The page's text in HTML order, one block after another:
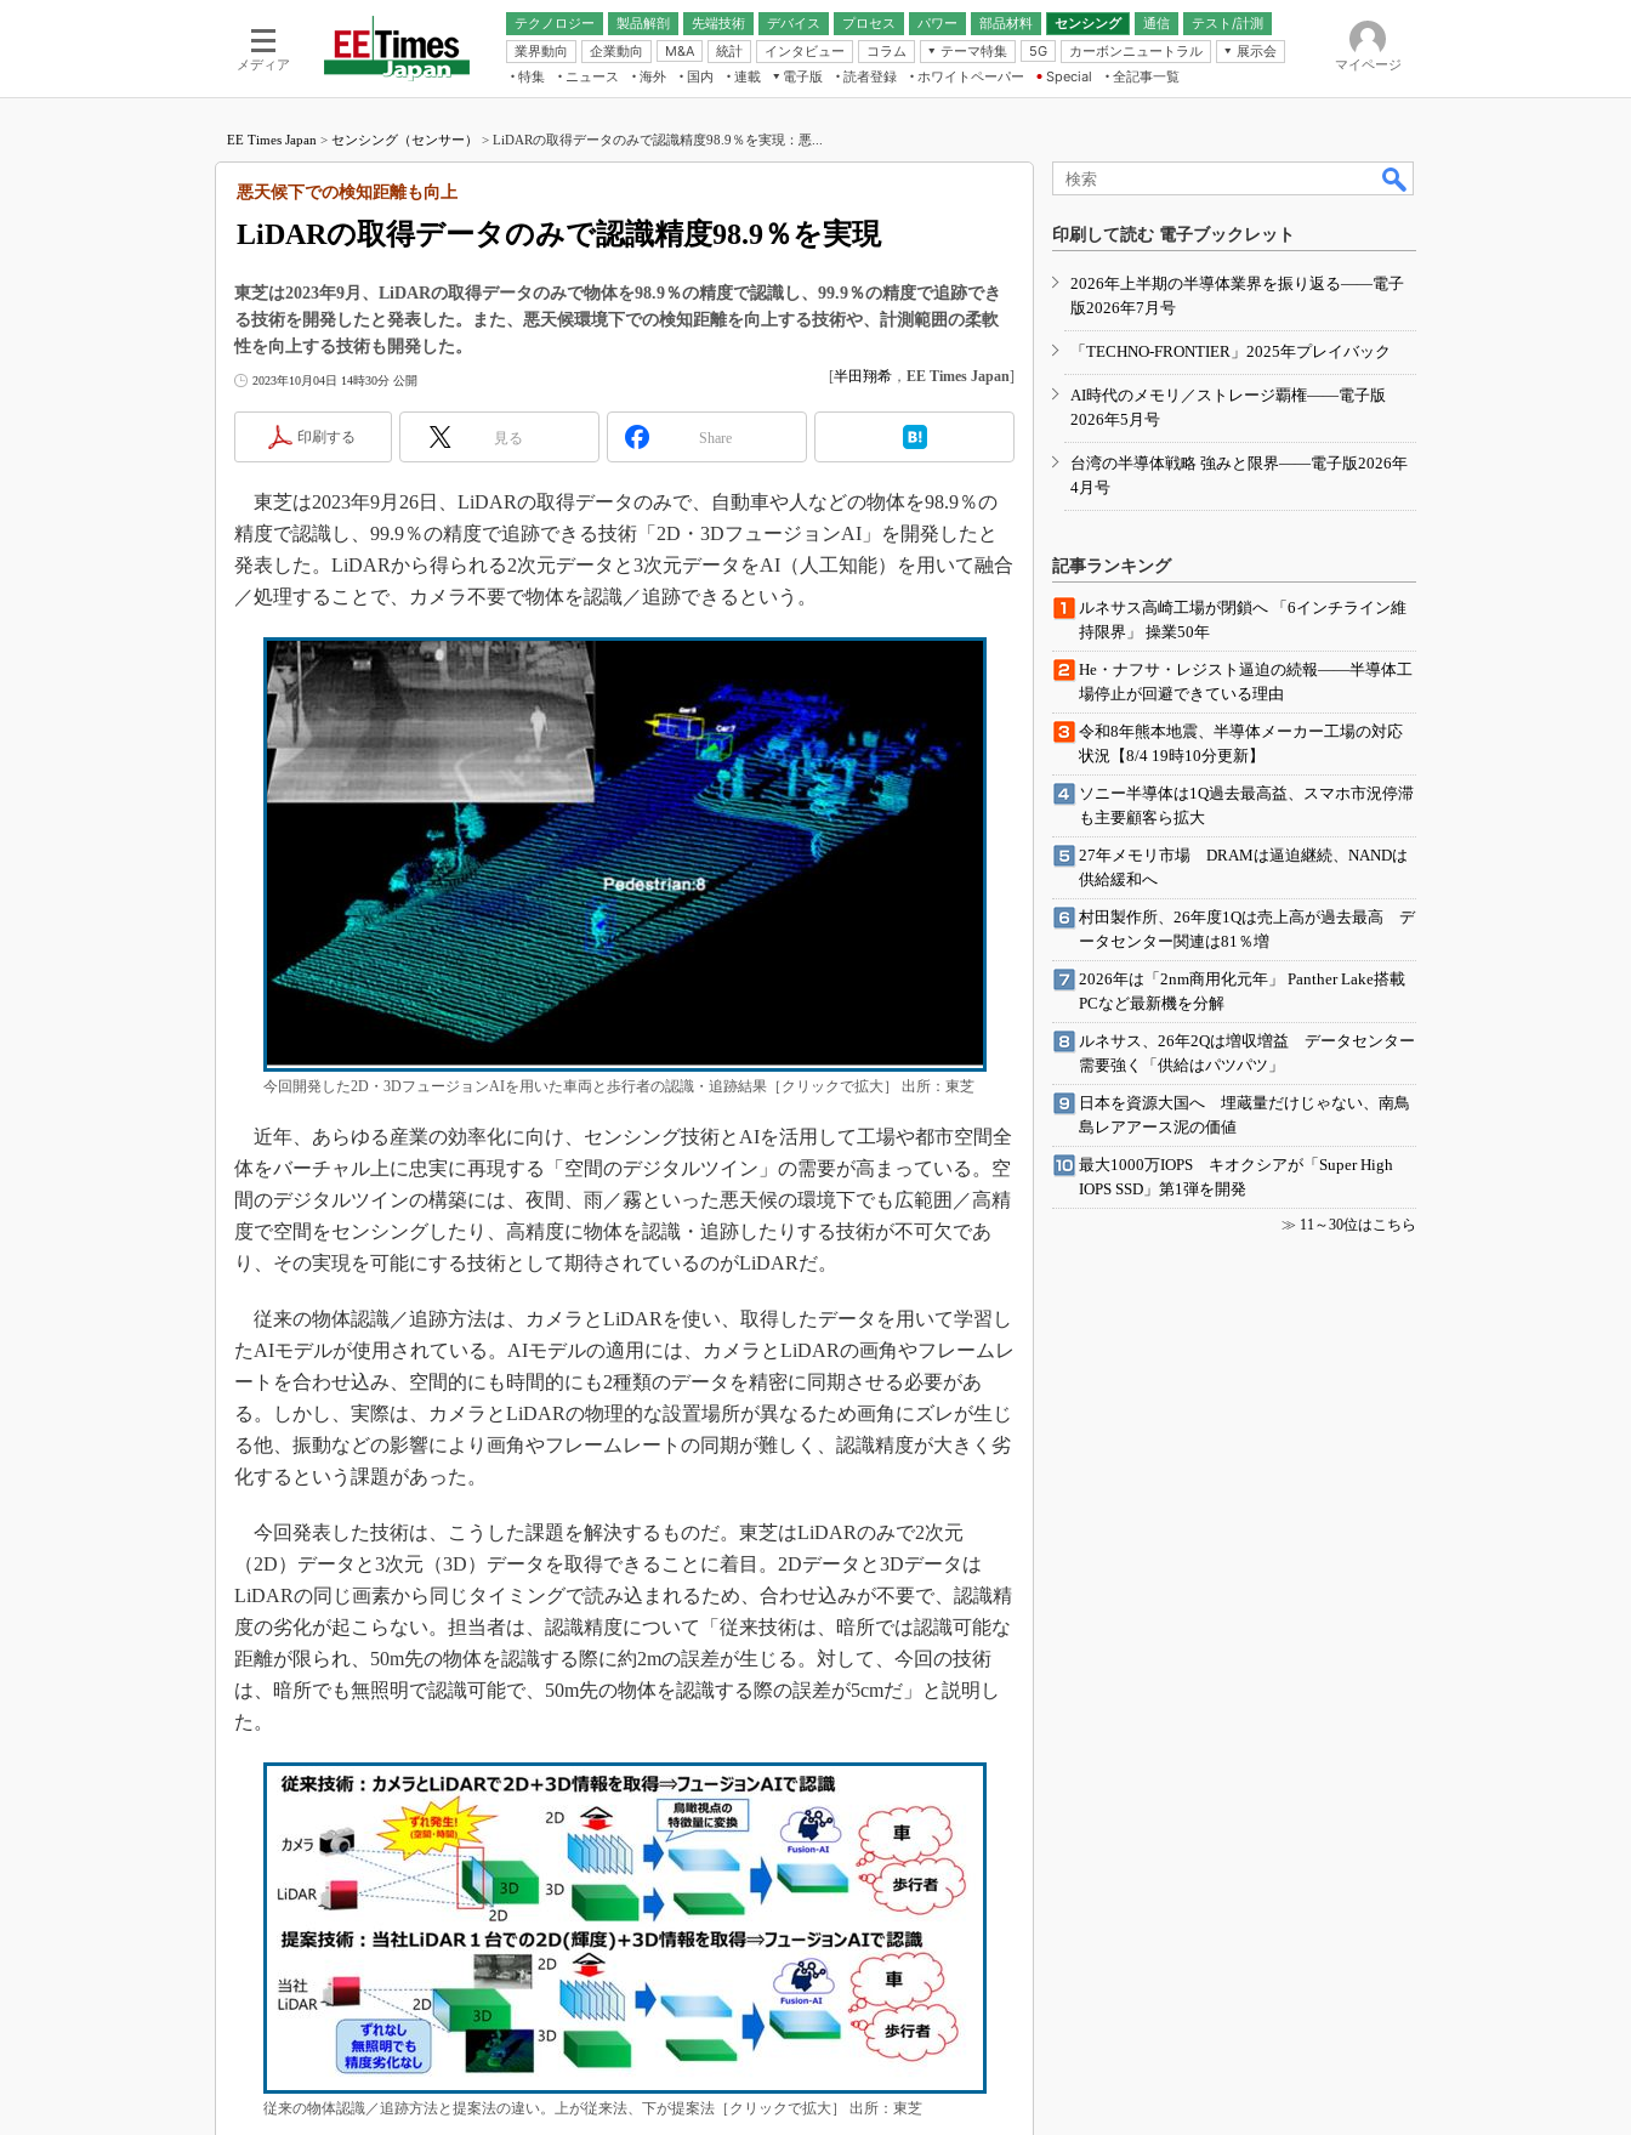
メディア
テクノロジー 製品解剖
先端技術
電池／エネルギー
デバイス
アナログ
マイコン
プロセス パワー 部品材料 センシング
通信
無線
テスト/計測
業界動向
企業動向 M&A 統計 インタビュー コラム
テーマ特集
フィジカルAI
読者調査（EE Times Research）
IoT
エレクトロニクス入門（EDN
5G カーボンニュートラル
展示会
IoT・エッジコンピューティング
EXPO
TECHNO-FRONTIER
人とくるま展
特集 ニュース 海外 国内
連載
福田昭のデバイス通信
大山聡の業界スコープ
リタイア直前エンジニアの社会人大
学漂流記
この10年で起こったこと、次の10年
製品分解で探るアジアの新トレンド
光伝送技術を知る
“異端児エンジニア”が仕掛けた社内
改革、執念の180日
イノベーションは日本を救うのか
JASA発IoT通信
IHSアナリスト「未来展望」
「英語に愛されないエンジニア」の
ための新行動論
電子版
電子ブックレット
読者登録 ホワイトペーパー
Special
全記事一覧
マイページ
EE Times Japan > センシング（センサー） > LiDARの取得データのみで認識精度98.9％を実現：悪...
LiDARの取得データのみで認識精度98.9％を実現
悪天候下での検知距離も向上
東芝は2023年9月、LiDARの取得データのみで物体を98.9％の精度で認識し、99.9％の精度で追跡でき
る技術を開発したと発表した。また、悪天候環境下での検知距離を向上する技術や、計測範囲の柔軟
性を向上する技術も開発した。
2023年10月04日 14時30分 公開 [半田翔希 ， EE Times Japan]
印刷する 見る Share
東芝は2023年9月26日、LiDARの取得データのみで、自動車や人などの物体を98.9％の
精度で認識し、99.9％の精度で追跡できる技術「2D・3DフュージョンAI」を開発したと
発表した。LiDARから得られる2次元データと3次元データをAI（人工知能）を用いて融合
／処理することで、カメラ不要で物体を認識／追跡できるという。
今回開発した2D・3DフュージョンAIを用いた車両と歩行者の認識・追跡結果［クリックで拡大］ 出所：東芝
近年、あらゆる産業の効率化に向け、センシング技術とAIを活用して工場や都市空間全
体をバーチャル上に忠実に再現する「空間のデジタルツイン」の需要が高まっている。空
間のデジタルツインの構築には、夜間、雨／霧といった悪天候の環境下でも広範囲／高精
度で空間をセンシングしたり、高精度に物体を認識・追跡したりする技術が不可欠であ
り、その実現を可能にする技術として期待されているのがLiDARだ。
従来の物体認識／追跡方法は、カメラとLiDARを使い、取得したデータを用いて学習し
たAIモデルが使用されている。AIモデルの適用には、カメラとLiDARの画角やフレームレ
ートを合わせ込み、空間的にも時間的にも2種類のデータを精密に同期させる必要があ
る。しかし、実際は、カメラとLiDARの物理的な設置場所が異なるため画角にズレが生じ
る他、振動などの影響により画角やフレームレートの同期が難しく、認識精度が大きく劣
化するという課題があった。
今回発表した技術は、こうした課題を解決するものだ。東芝はLiDARのみで2次元
（2D）データと3次元（3D）データを取得できることに着目。2Dデータと3Dデータは
LiDARの同じ画素から同じタイミングで読み込まれるため、合わせ込みが不要で、認識精
度の劣化が起こらない。担当者は、認識精度について「従来技術は、暗所では認識可能な
距離が限られ、50m先の物体を認識する際に約2mの誤差が生じる。対して、今回の技術
は、暗所でも無照明で認識可能で、50m先の物体を認識する際の誤差が5cmだ」と説明し
た。
従来の物体認識／追跡方法と提案法の違い。上が従来法、下が提案法［クリックで拡大］ 出所：東芝
印刷して読む 電子ブックレット
2026年上半期の半導体業界を振り返る――電子
版2026年7月号
「TECHNO-FRONTIER」2025年プレイバック
AI時代のメモリ／ストレージ覇権――電子版
2026年5月号
台湾の半導体戦略 強みと限界――電子版2026年
4月号
記事ランキング
ルネサス高崎工場が閉鎖へ 「6インチライン維
持限界」 操業50年
He・ナフサ・レジスト逼迫の続報――半導体工
場停止が回避できている理由
令和8年熊本地震、半導体メーカー工場の対応
状況【8/4 19時10分更新】
ソニー半導体は1Q過去最高益、スマホ市況停滞
も主要顧客ら拡大
27年メモリ市場 DRAMは逼迫継続、NANDは
供給緩和へ
村田製作所、26年度1Qは売上高が過去最高 デ
ータセンター関連は81％増
2026年は「2nm商用化元年」 Panther Lake搭載
PCなど最新機を分解
ルネサス、26年2Qは増収増益 データセンター
需要強く「供給はパツパツ」
日本を資源大国へ 埋蔵量だけじゃない、南鳥
島レアアース泥の価値
最大1000万IOPS キオクシアが「Super High
IOPS SSD」第1弾を開発
≫ 11～30位はこちら